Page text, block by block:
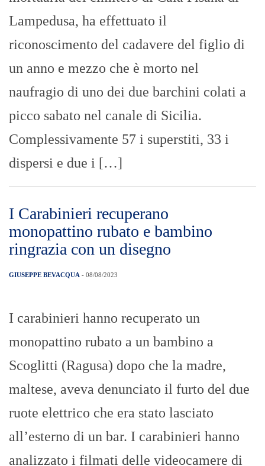
Scoglitti (Ragusa) dopo che la madre,
maltese, aveva denunciato il furto del due
ruote elettrico che era stato lasciato
all’esterno di un bar. I carabinieri hanno
analizzato i filmati delle videocamere di
sorveglianza del bar e hanno raccolto le
dichiarazioni delle persone presenti. I […]
Caro voli: il Governo pone un limite,
Schifani: «Il governo nazionale
riconosce fondatezza della nostra
battaglia»
«Da mesi ormai stiamo portando avanti la
nostra battaglia contro il caro voli. Non
possiamo che considerare, dunque,
l’intervento del Consiglio dei ministri, da